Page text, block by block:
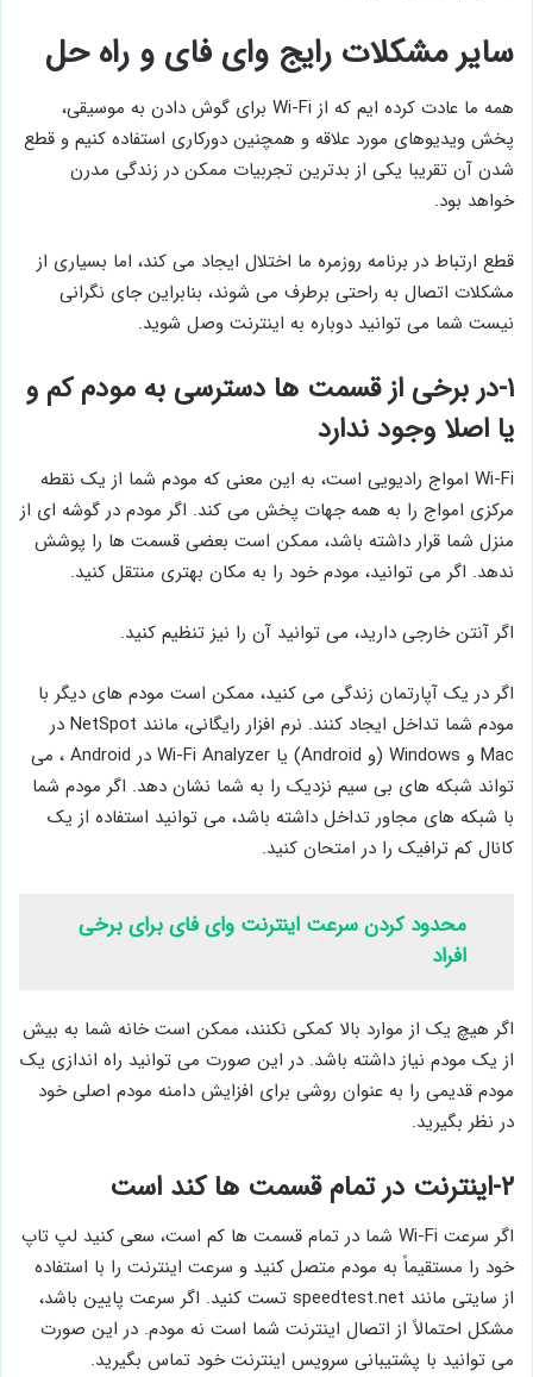
سایر مشکلات رایج وای فای و راه حل
همه ما عادت کرده ایم که از Wi-Fi برای گوش دادن به موسیقی،
پخش ویدیوهای مورد علاقه و همچنین دورکاری استفاده کنیم و قطع
شدن آن تقریبا یکی از بدترین تجربیات ممکن در زندگی مدرن
خواهد بود.
قطع ارتباط در برنامه روزمره ما اختلال ایجاد می کند، اما بسیاری از
مشکلات اتصال به راحتی برطرف می شوند، بنابراین جای نگرانی
نیست شما می توانید دوباره به اینترنت وصل شوید.
۱-در برخی از قسمت ها دسترسی به مودم کم و
یا اصلا وجود ندارد
Wi-Fi امواج رادیویی است، به این معنی که مودم شما از یک نقطه
مرکزی امواج را به همه جهات پخش می کند. اگر مودم در گوشه ای از
منزل شما قرار داشته باشد، ممکن است بعضی قسمت ها را پوشش
ندهد. اگر می توانید، مودم خود را به مکان بهتری منتقل کنید.
اگر آنتن خارجی دارید، می توانید آن را نیز تنظیم کنید.
اگر در یک آپارتمان زندگی می کنید، ممکن است مودم های دیگر با
مودم شما تداخل ایجاد کنند. نرم افزار رایگانی، مانند NetSpot در
Mac و Windows (و Android) یا Wi-Fi Analyzer در Android ، می
تواند شبکه های بی سیم نزدیک را به شما نشان دهد. اگر مودم شما
با شبکه های مجاور تداخل داشته باشد، می توانید استفاده از یک
کانال کم ترافیک را در امتحان کنید.
محدود کردن سرعت اینترنت وای فای برای برخی
افراد
اگر هیچ یک از موارد بالا کمکی نکنند، ممکن است خانه شما به بیش
از یک مودم نیاز داشته باشد. در این صورت می توانید راه اندازی یک
مودم قدیمی را به عنوان روشی برای افزایش دامنه مودم اصلی خود
در نظر بگیرید.
۲-اینترنت در تمام قسمت ها کند است
اگر سرعت Wi-Fi شما در تمام قسمت ها کم است، سعی کنید لپ تاپ
خود را مستقیماً به مودم متصل کنید و سرعت اینترنت را با استفاده
از سایتی مانند speedtest.net تست کنید. اگر سرعت پایین باشد،
مشکل احتمالاً از اتصال اینترنت شما است نه مودم. در این صورت
می توانید با پشتیبانی سرویس اینترنت خود تماس بگیرید.